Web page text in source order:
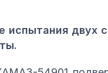
двух